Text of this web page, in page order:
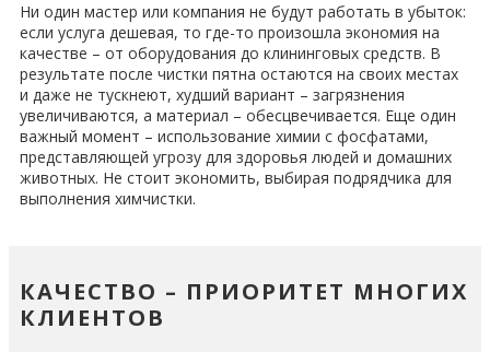
Ни один мастер или компания не будут работать в убыток:
если услуга дешевая, то где-то произошла экономия на
качестве – от оборудования до клининговых средств. В
результате после чистки пятна остаются на своих местах
и даже не тускнеют, худший вариант – загрязнения
увеличиваются, а материал – обесцвечивается. Еще один
важный момент – использование химии с фосфатами,
представляющей угрозу для здоровья людей и домашних
животных. Не стоит экономить, выбирая подрядчика для
выполнения химчистки.
КАЧЕСТВО – ПРИОРИТЕТ МНОГИХ
КЛИЕНТОВ